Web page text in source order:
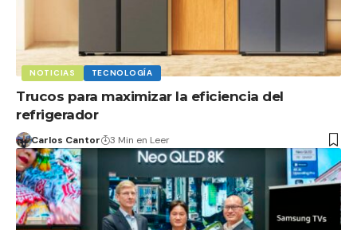
NOTICIAS TECNOLOGÍA
Trucos para maximizar la eficiencia del
refrigerador
Carlos Cantor 3 Min en Leer